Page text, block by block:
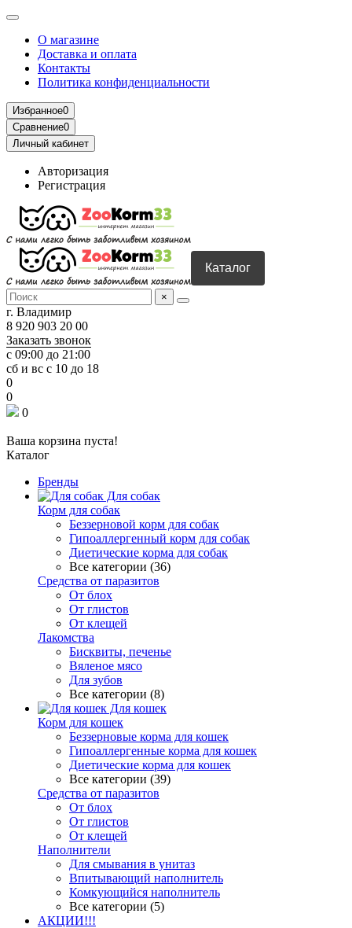
О магазине
Доставка и оплата
Контакты
Политика конфиденциальности
Избранное0
Сравнение0
Личный кабинет
Авторизация
Регистрация
Каталог
×
г. Владимир
8 920 903 20 00
Заказать звонок
с 09:00 до 21:00
сб и вс с 10 до 18
0
0
0
Ваша корзина пуста!
Каталог
Бренды
Для собак
Корм для собак
Беззерновой корм для собак
Гипоаллергенный корм для собак
Диетические корма для собак
Все категории (36)
Средства от паразитов
От блох
От глистов
От клещей
Лакомства
Бисквиты, печенье
Вяленое мясо
Для зубов
Все категории (8)
Для кошек
Корм для кошек
Беззерновые корма для кошек
Гипоаллергенные корма для кошек
Диетические корма для кошек
Все категории (39)
Средства от паразитов
От блох
От глистов
От клещей
Наполнители
Для смывания в унитаз
Впитывающий наполнитель
Комкующийся наполнитель
Все категории (5)
АКЦИИ!!!